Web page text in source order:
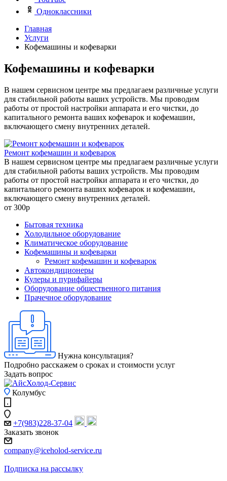
Одноклассники
Главная
Услуги
Кофемашины и кофеварки
Кофемашины и кофеварки
В нашем сервисном центре мы предлагаем различные услуги
для стабильной работы ваших устройств. Мы проводим
работы от простой настройки аппарата и его чистки, до
капитального ремонта ваших кофеварок и кофемашин,
включающего смену внутренних деталей.
Ремонт кофемашин и кофеварок
В нашем сервисном центре мы предлагаем различные услуги
для стабильной работы ваших устройств. Мы проводим
работы от простой настройки аппарата и его чистки, до
капитального ремонта ваших кофеварок и кофемашин,
включающего смену внутренних деталей.
от 300р
Бытовая техника
Холодильное оборудование
Климатическое оборудование
Кофемашины и кофеварки
Ремонт кофемашин и кофеварок
Автокондиционеры
Кулеры и пурифайеры
Оборудование общественного питания
Прачечное оборудование
Нужна консультация?
Подробно расскажем о сроках и стоимости услуг
Задать вопрос
Колумбус
+7(983)228-37-04
Заказать звонок
company@iceholod-service.ru
Подписка на рассылку